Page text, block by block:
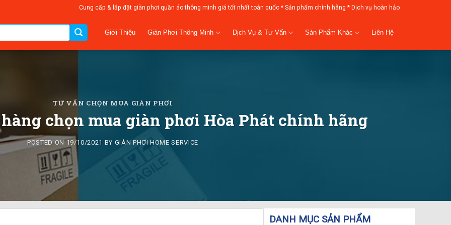
Cung cấp & lắp đặt giàn phơi quần áo thông minh giá tốt nhất toàn quốc * Sản phẩm chính hãng * Dịch vụ hoàn hảo
Giới Thiệu Giàn Phơi Thông Minh Dịch Vụ & Tư Vấn Sản Phẩm Khác Liên Hệ
TƯ VẤN CHỌN MUA GIÀN PHƠI
chọn mua giàn phơi Hòa Phát chính hãng
POSTED ON 19/10/2021 BY GIÀN PHƠI HOME SERVICE
DANH MỤC SẢN PHẨM